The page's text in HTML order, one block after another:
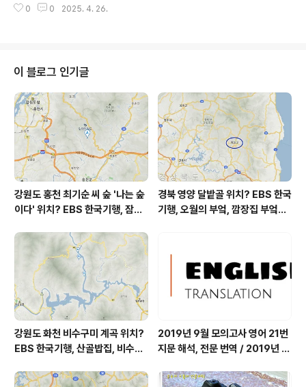
= 38 ㎍/m³ 황사는..
1도 낮은 최저기온이고 어제보다 2도 낮은 최고기온입니
미지에서 시간별 기상 상태 참조 대기상황 공기질은
어제초미세먼지 좋음 = 14 ㎍/m³ 미세먼지는 보통 = 31
㎍/m³ 황사는 보통 = 28 ㎍/m³ 자외선 (오후) = 한때
나쁨오늘 초미세먼지 보통 = 20 ㎍/m³ 미세먼지는 보통
= 41 ㎍/m³ 황사는 보통..
0 0 2025. 4. 26.
이 블로그 인기글
강원도 홍천 최기순 씨 숲 '나는 숲
이다' 위치? EBS 한국기행, 잠시
군 최기순 씨 캠핑장 펜션 어디? /
강원도 홍천군 가볼 만한 곳, (구)
까르돈, kbs 인간극장
경북 영양 달밭골 위치? EBS 한국
기행, 오월의 부엌, 깜장집 부엌은
한 곳, 영양읍 상원리. KBS 인간극
장 임분노미 할머니
강원도 화천 비수구미 계곡 위치?
EBS 한국기행, 산골밥집, 비수구
부 화천군 비수구미 낙타민박 어
2019년 9월 모의고사 영어 21번
지문 해석, 전문 번역 / 2019년 9
역, 평가원 2019년 고3 9월 영어